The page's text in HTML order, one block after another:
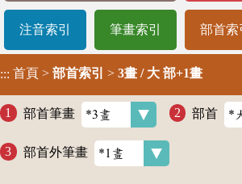
注音索引 筆畫索引 部首索
::: 首頁 > 部首索引 > 3畫 / 大 部+1畫
部首筆畫 部首
部首外筆畫